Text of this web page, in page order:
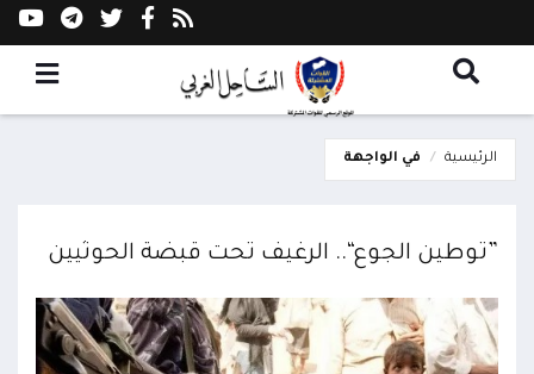
الرئيسية في الواجهة
”توطين الجوع“.. الرغيف تحت قبضة الحوثيين